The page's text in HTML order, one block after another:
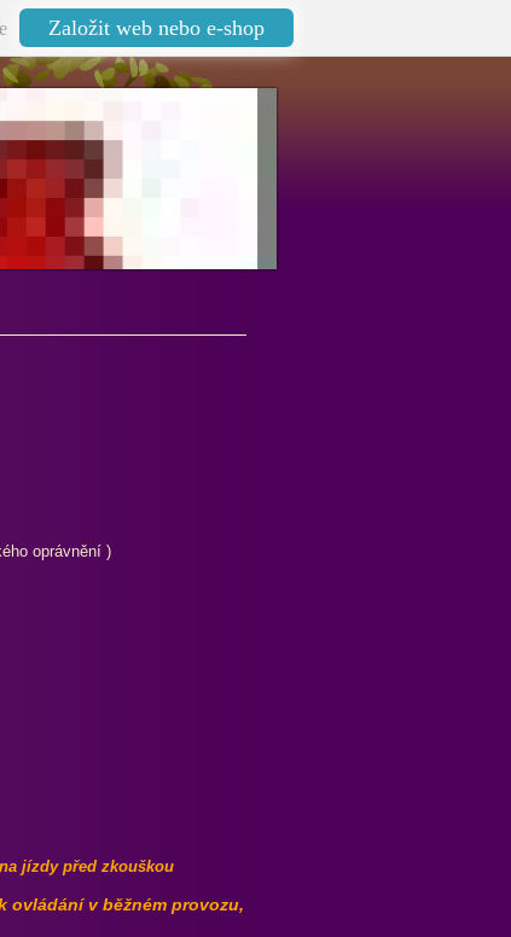
Založit web nebo e-shop
)
jízdy před zkouškou
ovládání v běžném provozu,